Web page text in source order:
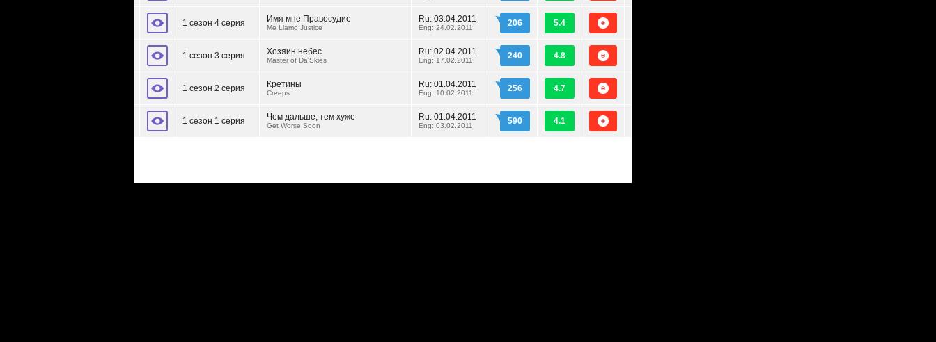
1 сезон 4 серия Имя мне Правосудие
Me Llamo Justice
Ru: 03.04.2011
Eng: 24.02.2011 206 5.4
1 сезон 3 серия Хозяин небес
Master of Da'Skies
Ru: 02.04.2011
Eng: 17.02.2011 240 4.8
1 сезон 2 серия Кретины
Creeps
Ru: 01.04.2011
Eng: 10.02.2011 256 4.7
1 сезон 1 серия Чем дальше, тем хуже
Get Worse Soon
Ru: 01.04.2011
Eng: 03.02.2011 590 4.1